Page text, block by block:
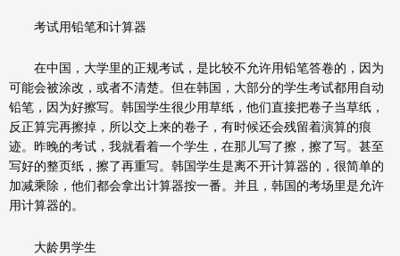
考试用铅笔和计算器
在中国，大学里的正规考试，是比较不允许用铅笔答卷的，因为
可能会被涂改，或者不清楚。但在韩国，大部分的学生考试都用自动
铅笔，因为好擦写。韩国学生很少用草纸，他们直接把卷子当草纸，
反正算完再擦掉，所以交上来的卷子，有时候还会残留着演算的痕
迹。昨晚的考试，我就看着一个学生，在那儿写了擦，擦了写。甚至
写好的整页纸，擦了再重写。韩国学生是离不开计算器的，很简单的
加减乘除，他们都会拿出计算器按一番。并且，韩国的考场里是允许
用计算器的。
大龄男学生